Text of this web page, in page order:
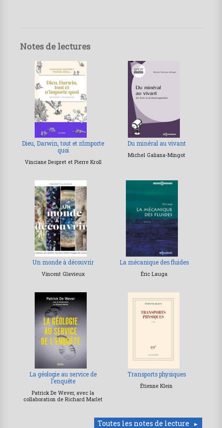
Notes de lectures
Dieu, Darwin, tout et n’importe
quoi
Vinciane Despret et Pierre Kroll
Du minéral au vivant
Michel Galiana-Mingot
Un monde à découvrir
Vincent Glavieux
La mécanique des fluides
Éric Lauga
La géologie au service de
l’enquête
Patrick De Wever, avec la
collaboration de Richard Marlet
Transports physiques
Étienne Klein
Toutes les notes de lecture